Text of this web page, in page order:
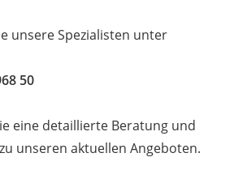
unsere Spezialisten unter
50
eine detaillierte Beratung und
unseren aktuellen Angeboten.